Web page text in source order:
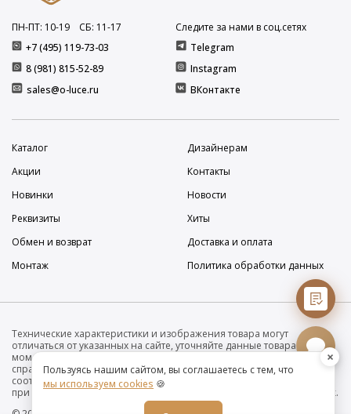
+7 (495) 119-73-03
8 (981) 815-52-89
ПН-ПТ: 10-19 СБ: 11-17
sales@o-luce.ru
Следите за нами в соц.сетях
Telegram
Instagram
ВКонтакте
Каталог
Дизайнерам
Акции
Контакты
Новинки
Новости
Реквизиты
Хиты
Обмен и возврат
Доставка и оплата
Монтаж
Политика обработки данных
Технические характеристики и изображения товара могут
отличаться от указанных на сайте, уточняйте данные товара на
момент покупки и оплаты. Вся информация на сайте о товарах носит
справочный характер и не является публичной офертой в
соответствии с пунктом 2 статьи 437 ГК РФ. Убедительно просим Вас
при покупке проверять наличие желаемых функций и характеристик.
Пользуясь нашим сайтом, вы соглашаетесь с тем, что
мы используем cookies 🍪
×